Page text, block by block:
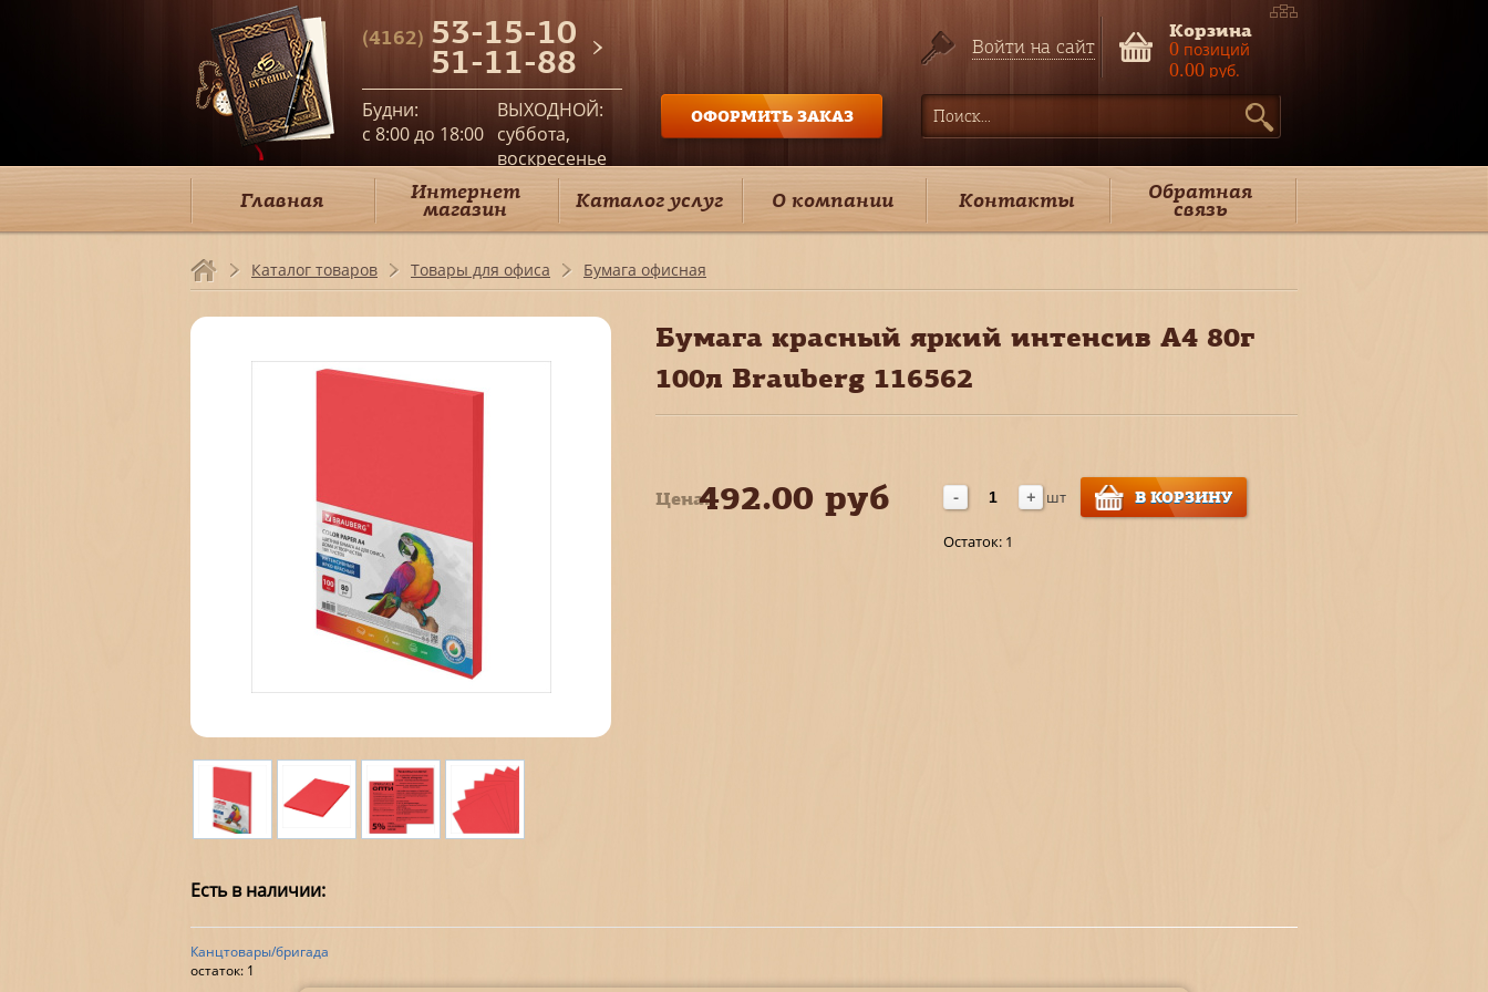
(4162) 53-15-10
51-11-88
Будни:
c 8:00 до 18:00
ВЫХОДНОЙ:
суббота,
воскресенье
ОФОРМИТЬ ЗАКАЗ
Войти на сайт
Корзина
0 позиций
0.00 руб.
Главная Интернет
магазин Каталог услуг О компании Контакты Обратная
связь
Каталог товаров Товары для офиса Бумага офисная
Бумага красный яркий интенсив А4 80г
100л Brauberg 116562
Цена:492.00 руб - + шт В КОРЗИНУ
Остаток: 1
Есть в наличии:
Канцтовары/бригада
остаток: 1